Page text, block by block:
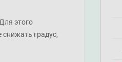
этого
снижать градус,